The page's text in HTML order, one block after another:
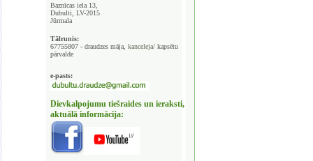
Baznīcas iela 13,
Dubulti, LV-2015
Jūrmala
Tālrunis:
67755807 - draudzes māja, kanceleja/ kapsētu
pārvalde
e-pasts:
Dievkalpojumu tiešraides un ieraksti,
aktuālā informācija: